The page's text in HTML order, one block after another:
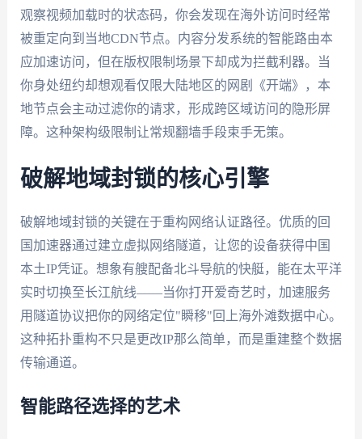
观察视频加载时的状态码，你会发现在海外访问时经常
被重定向到当地CDN节点。内容分发系统的智能路由本
应加速访问，但在版权限制场景下却成为拦截利器。当
你身处纽约却想观看仅限大陆地区的网剧《开端》，本
地节点会主动过滤你的请求，形成跨区域访问的隐形屏
障。这种架构级限制让常规翻墙手段束手无策。
破解地域封锁的核心引擎
破解地域封锁的关键在于重构网络认证路径。优质的回
国加速器通过建立虚拟网络隧道，让您的设备获得中国
本土IP凭证。想象有艘配备北斗导航的快艇，能在太平洋
实时切换至长江航线——当你打开爱奇艺时，加速服务
用隧道协议把你的网络定位"瞬移"回上海外滩数据中心。
这种拓扑重构不只是更改IP那么简单，而是重建整个数据
传输通道。
智能路径选择的艺术